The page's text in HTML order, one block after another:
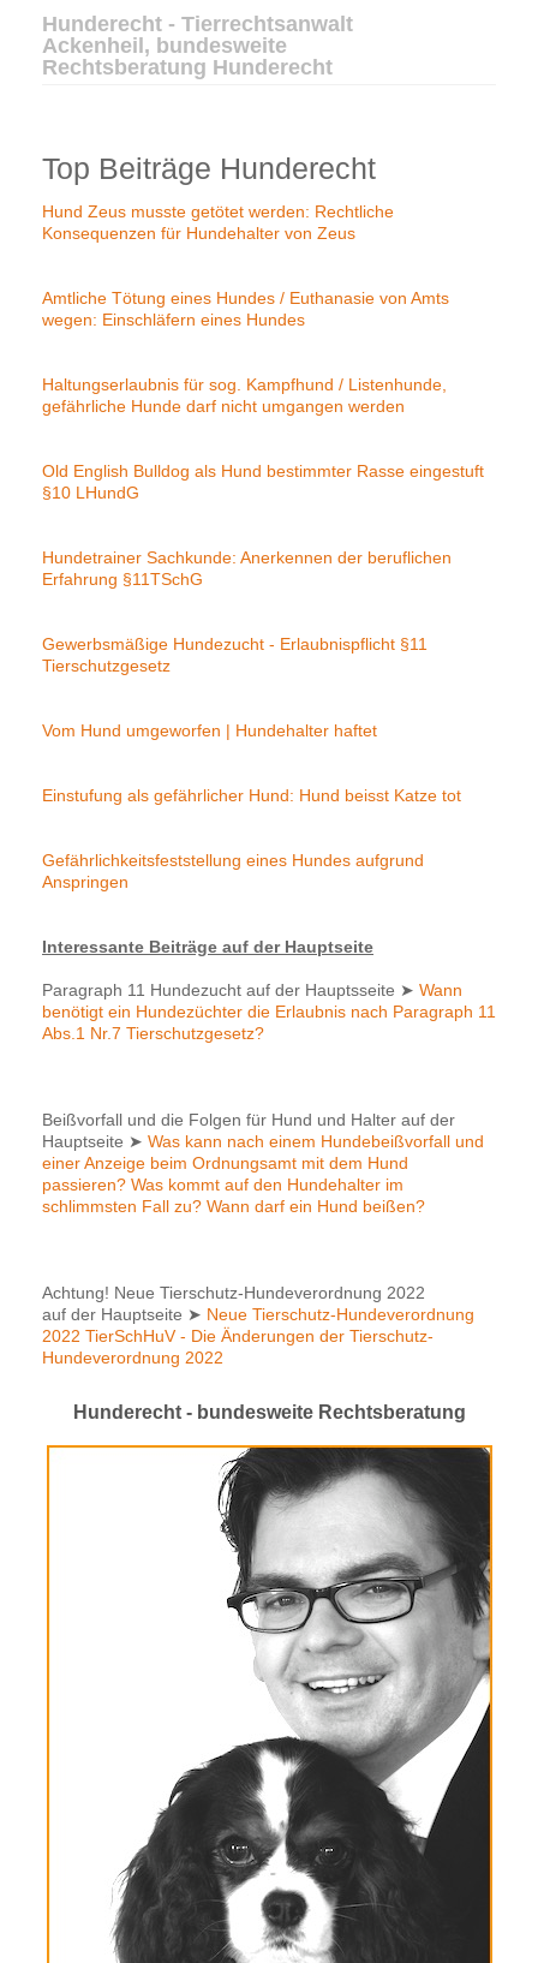
Hunderecht - Tierrechtsanwalt
Ackenheil, bundesweite
Rechtsberatung Hunderecht
Top Beiträge Hunderecht
Hund Zeus musste getötet werden: Rechtliche
Konsequenzen für Hundehalter von Zeus
Amtliche Tötung eines Hundes / Euthanasie von Amts
wegen: Einschläfern eines Hundes
Haltungserlaubnis für sog. Kampfhund / Listenhunde,
gefährliche Hunde darf nicht umgangen werden
Old English Bulldog als Hund bestimmter Rasse eingestuft
§10 LHundG
Hundetrainer Sachkunde: Anerkennen der beruflichen
Erfahrung §11TSchG
Gewerbsmäßige Hundezucht - Erlaubnispflicht §11
Tierschutzgesetz
Vom Hund umgeworfen | Hundehalter haftet
Einstufung als gefährlicher Hund: Hund beisst Katze tot
Gefährlichkeitsfeststellung eines Hundes aufgrund
Anspringen
Interessante Beiträge auf der Hauptseite
Paragraph 11 Hundezucht auf der Hauptsseite ➤ Wann
benötigt ein Hundezüchter die Erlaubnis nach Paragraph 11
Abs.1 Nr.7 Tierschutzgesetz?
Beißvorfall und die Folgen für Hund und Halter auf der
Hauptseite ➤ Was kann nach einem Hundebeißvorfall und
einer Anzeige beim Ordnungsamt mit dem Hund
passieren? Was kommt auf den Hundehalter im
schlimmsten Fall zu? Wann darf ein Hund beißen?
Achtung! Neue Tierschutz-Hundeverordnung 2022
auf der Hauptseite ➤ Neue Tierschutz-Hundeverordnung
2022 TierSchHuV - Die Änderungen der Tierschutz-
Hundeverordnung 2022
Hunderecht - bundesweite Rechtsberatung